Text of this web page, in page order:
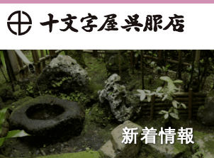
新着情報
十文字屋について
新着情報